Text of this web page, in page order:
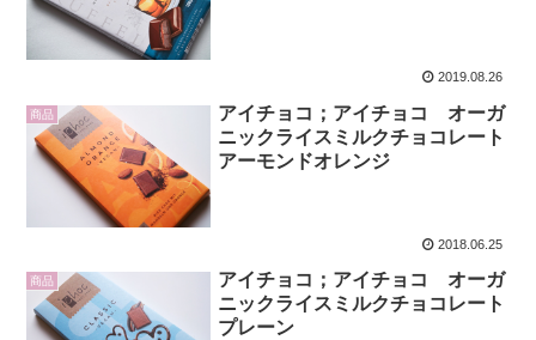
2019.08.26
商品
アイチョコ；アイチョコ オーガ
ニックライスミルクチョコレート
アーモンドオレンジ
2018.06.25
商品
アイチョコ；アイチョコ オーガ
ニックライスミルクチョコレート
プレーン